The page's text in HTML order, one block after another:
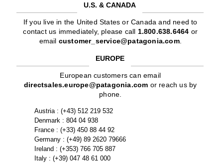
U.S. & CANADA
If you live in the United States or Canada and need to
contact us immediately, please call 1.800.638.6464 or
email customer_service@patagonia.com.
EUROPE
European customers can email
directsales.europe@patagonia.com or reach us by
phone.
Austria : (+43) 512 219 532
Denmark : 804 04 938
France : (+33) 450 88 44 92
Germany : (+49) 89 2620 79666
Ireland : (+353) 766 705 887
Italy : (+39) 047 48 61 000